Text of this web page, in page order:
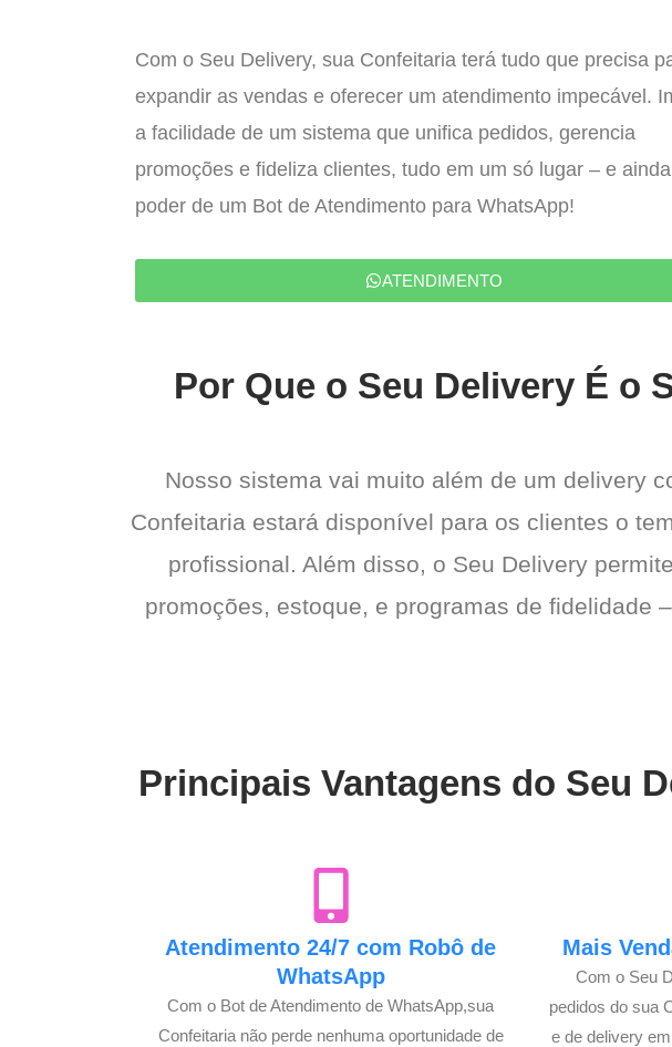
Com o Seu Delivery, sua Confeitaria terá tudo que precisa
expandir as vendas e oferecer um atendimento impecável.
a facilidade de um sistema que unifica pedidos, gerencia
promoções e fideliza clientes, tudo em um só lugar – e
poder de um Bot de Atendimento para WhatsApp!
ATENDIMENTO
Por Que o Seu Delivery É o
Nosso sistema vai muito além de um delivery
Confeitaria estará disponível para os clientes o
profissional. Além disso, o Seu Delivery
promoções, estoque, e programas de fidelidade
Principais Vantagens do Seu
Atendimento 24/7 com Robô de
WhatsApp
Com o Bot de Atendimento de WhatsApp,sua
Confeitaria não perde nenhuma oportunidade de
Mais
Com o Seu
pedidos do sua
e de delivery